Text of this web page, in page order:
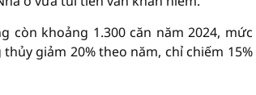
còn khoảng 1.300 căn năm 2024,
giảm 20% theo năm, chỉ chiếm